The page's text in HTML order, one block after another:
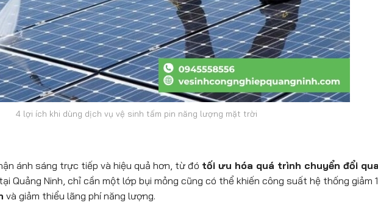
4 lợi ích khi dùng dịch vụ vệ sinh tấm pin năng lượng mặt trời
ánh sáng trực tiếp và hiệu quả hơn, từ đó tối ưu hóa quá trình chuyển đổi
Quảng Ninh, chỉ cần một lớp bụi mỏng cũng có thể khiến công suất hệ thống giảm
và giảm thiểu lãng phí năng lượng.